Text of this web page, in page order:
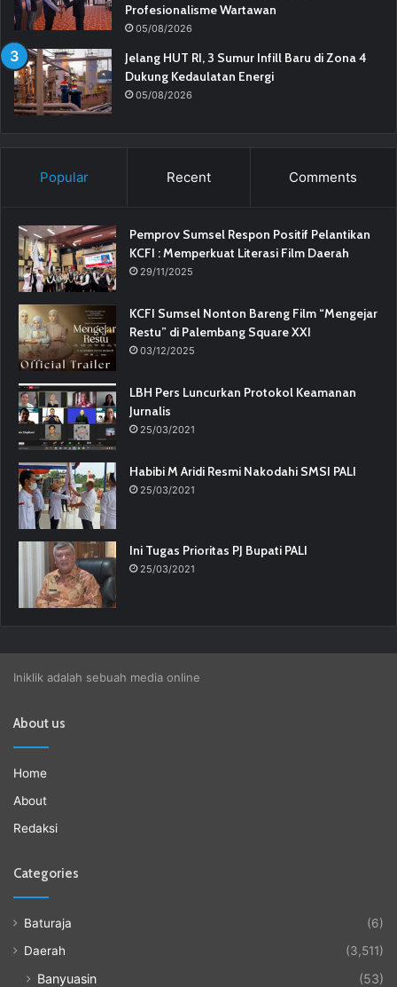
Profesionalisme Wartawan
05/08/2026
Jelang HUT RI, 3 Sumur Infill Baru di Zona 4
Dukung Kedaulatan Energi
05/08/2026
Popular Recent Comments
Pemprov Sumsel Respon Positif Pelantikan
KCFI : Memperkuat Literasi Film Daerah
29/11/2025
KCFI Sumsel Nonton Bareng Film “Mengejar
Restu” di Palembang Square XXI
03/12/2025
LBH Pers Luncurkan Protokol Keamanan
Jurnalis
25/03/2021
Habibi M Aridi Resmi Nakodahi SMSI PALI
25/03/2021
Ini Tugas Prioritas PJ Bupati PALI
25/03/2021
Iniklik adalah sebuah media online
About us
Home
About
Redaksi
Categories
Baturaja
(6)
Daerah
(3,511)
Banyuasin
(53)